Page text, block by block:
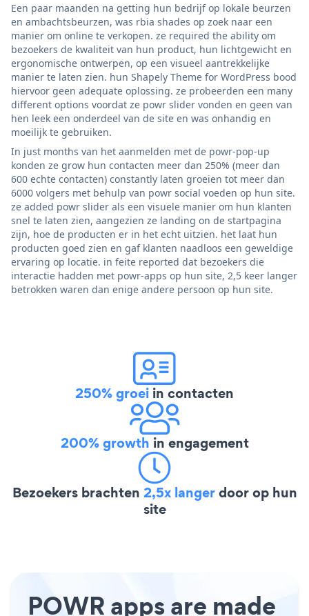
Een paar maanden na getting hun bedrijf op lokale beurzen
en ambachtsbeurzen, was rbia shades op zoek naar een
manier om online te verkopen. ze required the ability om
bezoekers de kwaliteit van hun product, hun lichtgewicht en
ergonomische ontwerpen, op een visueel aantrekkelijke
manier te laten zien. hun Shapely Theme for WordPress bood
hiervoor geen adequate oplossing. ze probeerden een many
different options voordat ze powr slider vonden en geen van
hen leek een onderdeel van de site en was onhandig en
moeilijk te gebruiken.
In just months van het aanmelden met de powr-pop-up
konden ze grow hun contacten meer dan 250% (meer dan
600 echte contacten) constantly laten groeien tot meer dan
6000 volgers met behulp van powr social voeden op hun site.
ze added powr slider als een visuele manier om hun klanten
snel te laten zien, aangezien ze landing on de startpagina
zijn, hoe de producten er in het echt uitzien. het laat hun
producten goed zien en gaf klanten naadloos een geweldige
ervaring op locatie. in feite reported dat bezoekers die
interactie hadden met powr-apps op hun site, 2,5 keer langer
betrokken waren dan enige andere persoon op hun site.
250% groei in contacten
200% growth in engagement
Bezoekers brachten 2,5x langerdoor op hun
site
POWR apps are made